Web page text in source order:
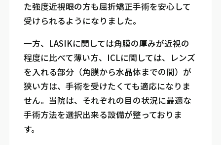
た強度近視眼の方も屈折矯正手術を安心して
受けられるようになりました。
一方、LASIKに関しては角膜の厚みが近視の
程度に比べて薄い方、ICLに関しては、レンズ
を入れる部分（角膜から水晶体までの間）が
狭い方は、手術を受けたくても適応になりま
せん。当院は、それぞれの目の状況に最適な
手術方法を選択出来る設備が整っておりま
す。